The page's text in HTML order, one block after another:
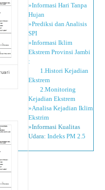
»Informasi Hari Tanpa
Hujan
»Prediksi dan Analisis
SPI
»Informasi Iklim
Ekstrem Provinsi Jambi
:
1.Histori Kejadian
Ekstrem
2.Monitoring
Kejadian Ekstrem
»Analisa Kejadian Iklim
Ekstrim
»Informasi Kualitas
Udara: Indeks PM 2.5